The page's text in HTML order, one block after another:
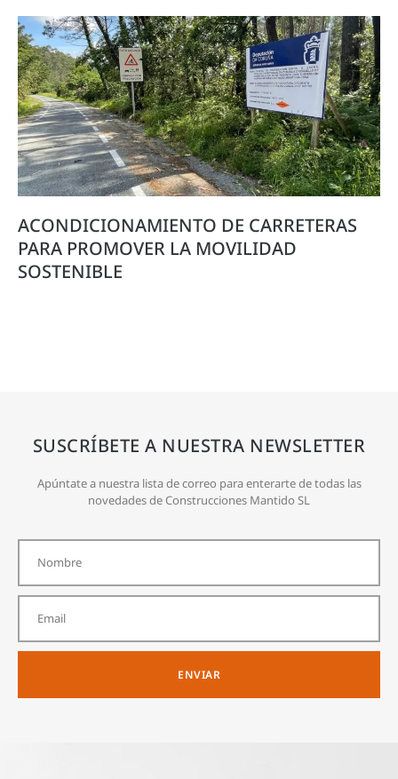
ACONDICIONAMIENTO DE CARRETERAS
PARA PROMOVER LA MOVILIDAD
SOSTENIBLE
SUSCRÍBETE A NUESTRA NEWSLETTER
Apúntate a nuestra lista de correo para enterarte de todas las
novedades de Construcciones Mantido SL
ENVIAR